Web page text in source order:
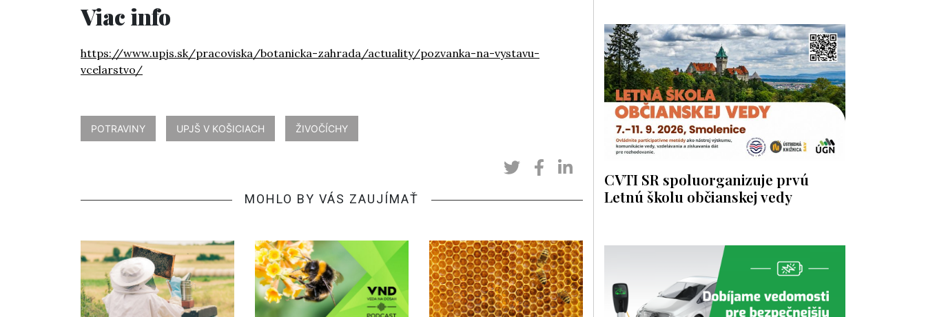
Viac info
https://www.upjs.sk/pracoviska/botanicka-zahrada/actuality/pozvanka-na-vystavu-
vcelarstvo/
POTRAVINY UPJŠ V KOŠICIACH ŽIVOČÍCHY
MOHLO BY VÁS ZAUJÍMAŤ
CVTI SR spoluorganizuje prvú
Letnú školu občianskej vedy